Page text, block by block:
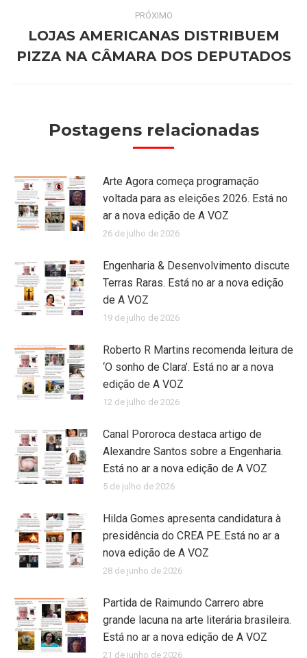
PRÓXIMO
post:
LOJAS AMERICANAS DISTRIBUEM
PIZZA NA CÂMARA DOS DEPUTADOS
Postagens relacionadas
Arte Agora começa programação
voltada para as eleições 2026. Está no
ar a nova edição de A VOZ
26 de julho de 2026
Engenharia & Desenvolvimento discute
Terras Raras. Está no ar a nova edição
de A VOZ
19 de julho de 2026
Roberto R Martins recomenda leitura de
‘O sonho de Clara’. Está no ar a nova
edição de A VOZ
12 de julho de 2026
Canal Pororoca destaca artigo de
Alexandre Santos sobre a Engenharia.
Está no ar a nova edição de A VOZ
5 de julho de 2026
Hilda Gomes apresenta candidatura à
presidência do CREA PE..Está no ar a
nova edição de A VOZ
28 de junho de 2026
Partida de Raimundo Carrero abre
grande lacuna na arte literária brasileira.
Está no ar a nova edição de A VOZ
21 de junho de 2026